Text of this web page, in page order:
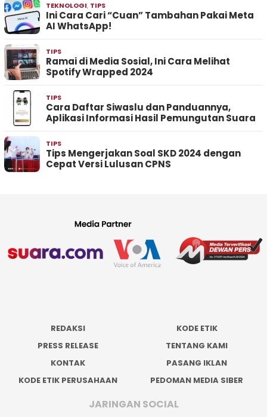
TEKNOLOGI, TIPS
Ini Cara Cari “Cuan” Tambahan Pakai Meta
AI WhatsApp!
TIPS
Ramai di Media Sosial, Ini Cara Melihat
Spotify Wrapped 2024
TIPS
Cara Daftar Siwaslu dan Panduannya,
Aplikasi Informasi Hasil Pemungutan Suara
TIPS
Tips Mengerjakan Soal SKD 2024 dengan
Cepat Versi Lulusan CPNS
REDAKSI
KODE ETIK
PRESS RELEASE
TENTANG KAMI
KONTAK
PASANG IKLAN
KODE ETIK PERUSAHAAN
PEDOMAN MEDIA SIBER
JARINGAN SOCIAL